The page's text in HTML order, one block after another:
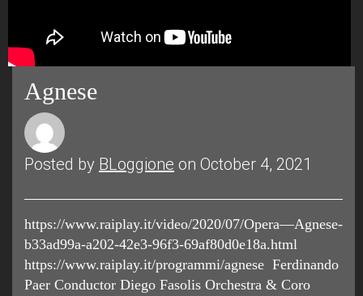
Agnese
Posted by BLoggione on October 4, 2021
https://www.raiplay.it/video/2020/07/Opera—Agnese-
b33ad99a-a202-42e3-96f3-69af80d0e18a.html
https://www.raiplay.it/programmi/agnese Ferdinando
Paer Conductor Diego Fasolis Orchestra & Coro